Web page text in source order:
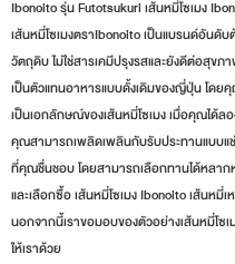
Ibonoito รุ่น Futotsukuri เส้นหมี่โซเมง
เส้นหมี่โซเมงตราIbonoito เป็นแบรนด์อันดั
วัตถุดิบ ไม่ใช่สารเคมีปรุงรสและยังดีต่อสุข
เป็นตัวแทนอาหารแบบดั้งเดิมของญี่ปุ่น โด
เป็นเอกลักษณ์ของเส้นหมี่โซเมง เมื่อคุณได้
คุณสามารถเพลิดเพลินกับรับประทานแบบ
ที่คุณชื่นชอบ โดยสามารถเลือกทานได้หลาก
และเลือกซื้อ เส้นหมี่โซเมง Ibonoito เส้นหมี่
นอกจากนี้เราขอมอบของตัวอย่างเส้นหมี่โ
ให้เราด้วย